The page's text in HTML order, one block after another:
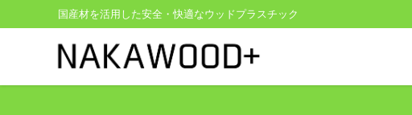
国産材を活用した安全・快適なウッドプラスチック